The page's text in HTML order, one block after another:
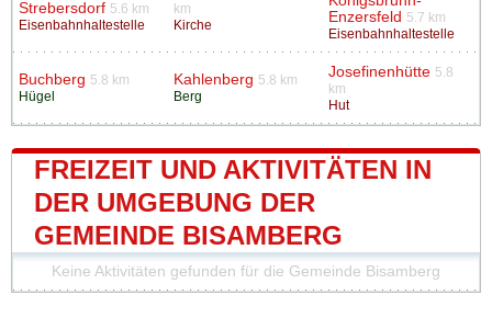
Strebersdorf 5.6 km
Eisenbahnhaltestelle
km
Kirche
Enzersfeld 5.7 km
Eisenbahnhaltestelle
Buchberg 5.8 km
Hügel
Kahlenberg 5.8 km
Berg
Josefinenhütte 5.8
km
Hut
FREIZEIT UND AKTIVITÄTEN IN
DER UMGEBUNG DER
GEMEINDE BISAMBERG
Keine Aktivitäten gefunden für die Gemeinde Bisamberg